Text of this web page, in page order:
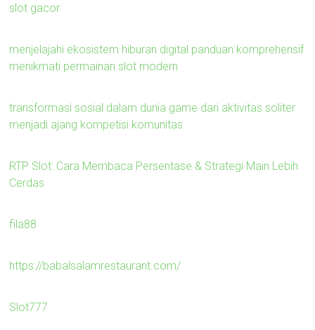
slot gacor
menjelajahi ekosistem hiburan digital panduan komprehensif
menikmati permainan slot modern
transformasi sosial dalam dunia game dari aktivitas soliter
menjadi ajang kompetisi komunitas
RTP Slot: Cara Membaca Persentase & Strategi Main Lebih
Cerdas
fila88
https://babalsalamrestaurant.com/
Slot777